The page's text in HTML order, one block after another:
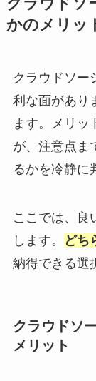
クラウドソ
かのメリッ
クラウドソー
利な面があり
ます。メリッ
が、注意点ま
るかを冷静に
ここでは、良
します。
どち
納得できる選
クラウドソ
メリット